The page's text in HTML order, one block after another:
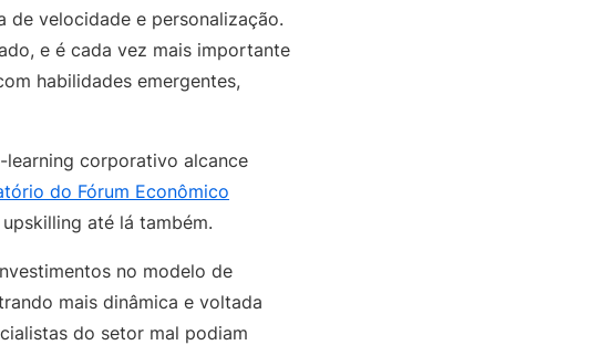
de velocidade e personalização.
e é cada vez mais importante
habilidades emergentes,
learning corporativo alcance
do Fórum Econômico
até lá também.
no modelo de
mais dinâmica e voltada
do setor mal podiam